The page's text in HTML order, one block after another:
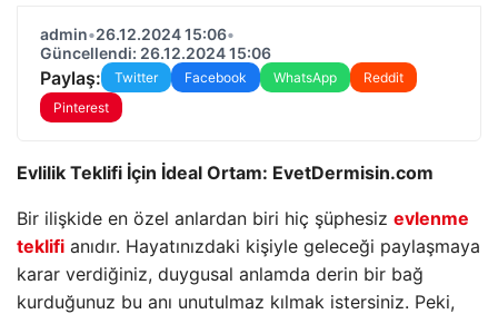
admin•26.12.2024 15:06•
Güncellendi: 26.12.2024 15:06
Paylaş: Twitter Facebook WhatsApp
Reddit
Pinterest
Evlilik Teklifi İçin İdeal Ortam: EvetDermisin.com
Bir ilişkide en özel anlardan biri hiç şüphesiz evlenme
teklifi anıdır. Hayatınızdaki kişiyle geleceği paylaşmaya
karar verdiğiniz, duygusal anlamda derin bir bağ
kurduğunuz bu anı unutulmaz kılmak istersiniz. Peki,